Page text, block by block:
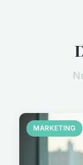
MARKETING